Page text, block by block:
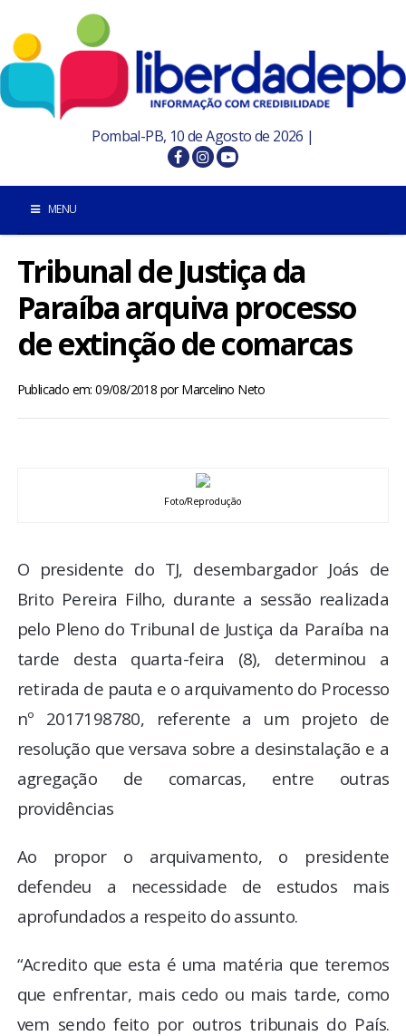
Pombal-PB, 10 de Agosto de 2026 |
MENU
INÍCIO
POMBAL E REGIÃO
BRASIL
ENTRETENIMENTO
ENQUETE
FOTOS
COLUNISTAS
Tribunal de Justiça da
Paraíba arquiva processo
de extinção de comarcas
Publicado em: 09/08/2018 porMarcelino Neto
Foto/Reprodução
O presidente do TJ, desembargador Joás de
Brito Pereira Filho, durante a sessão realizada
pelo Pleno do Tribunal de Justiça da Paraíba na
tarde desta quarta-feira (8), determinou a
retirada de pauta e o arquivamento do Processo
nº 2017198780, referente a um projeto de
resolução que versava sobre a desinstalação e a
agregação de comarcas, entre outras
providências
Ao propor o arquivamento, o presidente
defendeu a necessidade de estudos mais
aprofundados a respeito do assunto.
“Acredito que esta é uma matéria que teremos
que enfrentar, mais cedo ou mais tarde, como
vem sendo feito por outros tribunais do País.